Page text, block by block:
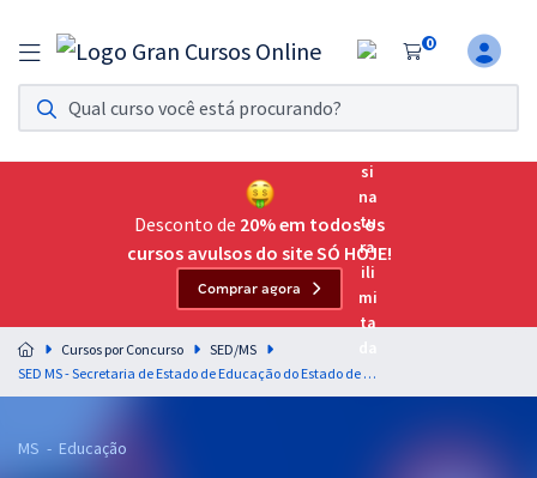
0
Assinatura Ilimitada 11
Acesso a todos os cursos. Teste grátis por 7 dias!
Assinatura OAB Até Passar
Acesso ilimitado a toda preparação para o Exame da
Residências Multiprofissionais
Preparação completa e intensiva para as principais
residências em saúde do Brasil
Desconto de 20% em todos os
cursos avulsos do site SÓ HOJE!
Comprar agora
Cursos por Concurso
SED/MS
SED MS - Secretaria de Estado de Educação do Estado de Mato Grosso do Sul - Componente Curricular: Geografia
MS - Educação